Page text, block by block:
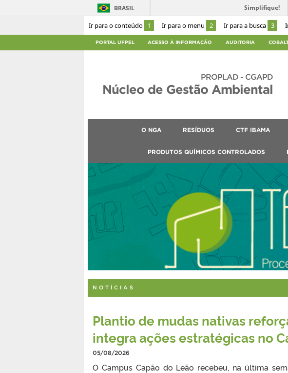
Ir para o conteúdo 1 Ir para o menu 2 Ir para a busca 3
BRASIL Simplifique!
PORTAL UFPEL ACESSO À INFORMAÇÃO AUDITORIA
PROPLAD - CGAPD
Núcleo de Gestão Ambiental
O NGA RESÍDUOS CTF IBAMA
PRODUTOS QUÍMICOS CONTROLADOS
NOTÍCIAS
Plantio de mudas nativas
integra ações estratégicas no
05/08/2026
O Campus Capão do Leão recebeu, na última